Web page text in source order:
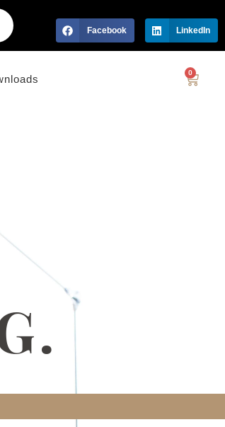
Facebook LinkedIn
0